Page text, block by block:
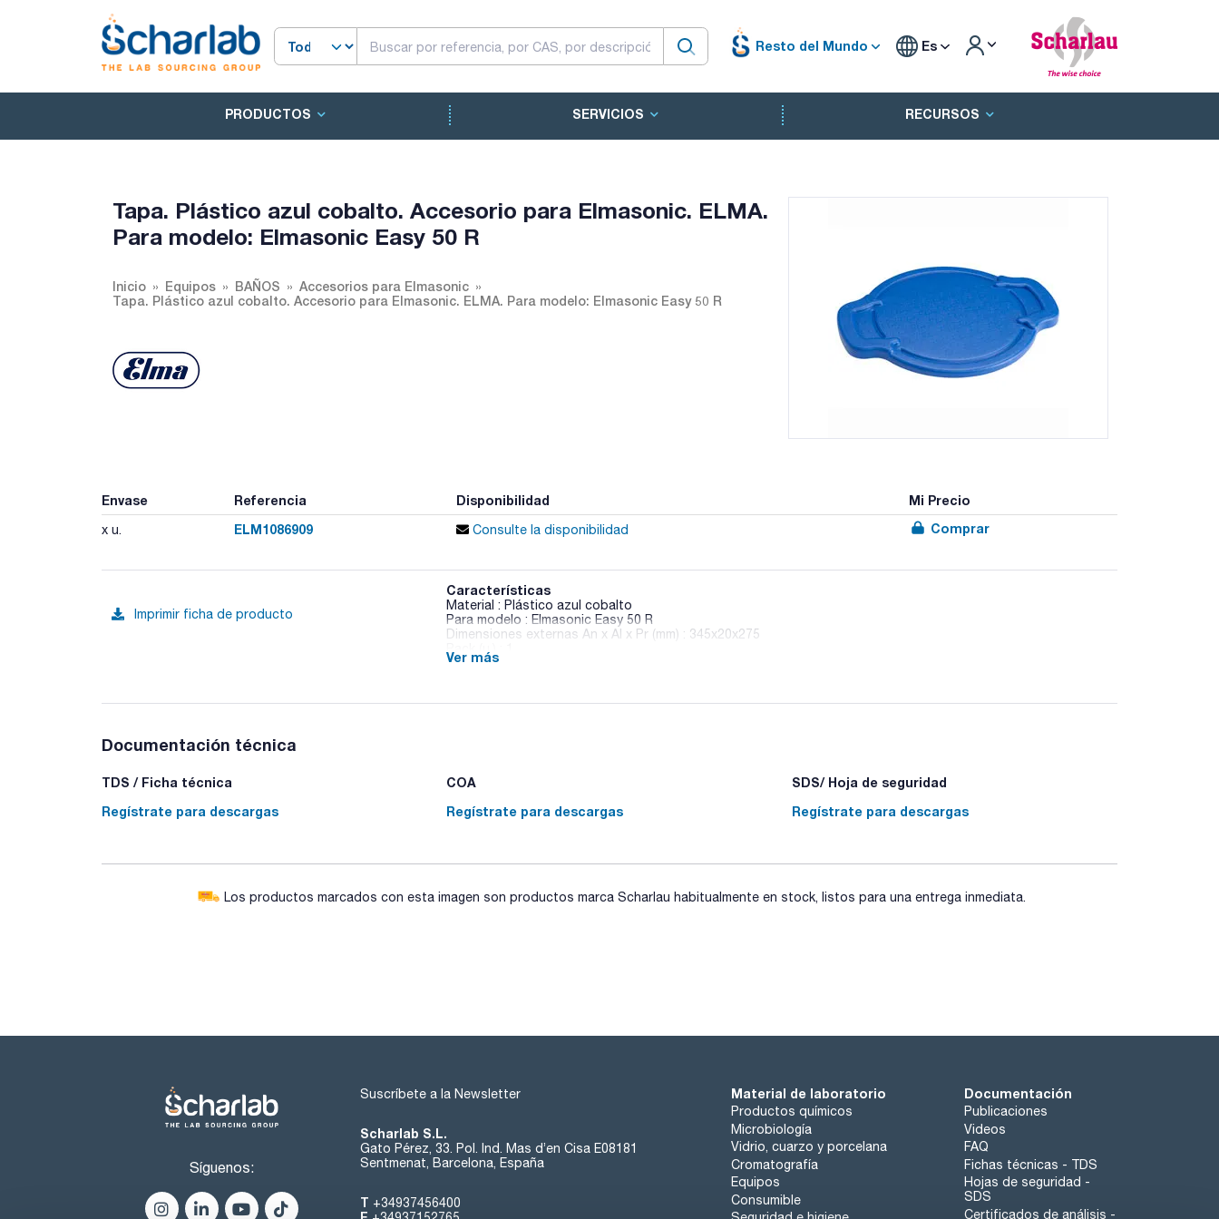
Resto del Mundo Es
PRODUCTOS SERVICIOS RECURSOS
Tapa. Plástico azul cobalto. Accesorio para Elmasonic. ELMA.
Para modelo: Elmasonic Easy 50 R
Inicio Equipos BAÑOS
Accesorios para Elmasonic
Tapa. Plástico azul cobalto. Accesorio para Elmasonic. ELMA. Para modelo: Elmasonic Easy 50 R
Envase Referencia Disponibilidad Mi Precio
x u. ELM1086909 Consulte la disponibilidad Comprar
Imprimir ficha de producto
Características
Material : Plástico azul cobalto
Para modelo : Elmasonic Easy 50 R
Dimensiones externas An x Al x Pr (mm) : 345x20x275
Ver más
Documentación técnica
TDS / Ficha técnica
Regístrate para descargas
COA
Regístrate para descargas
SDS/ Hoja de seguridad
Regístrate para descargas
Los productos marcados con esta imagen son productos marca Scharlau habitualmente en stock, listos para una entrega inmediata.
Síguenos:
Suscríbete a la Newsletter
Scharlab S.L.
Gato Pérez, 33. Pol. Ind. Mas d’en Cisa E08181
Sentmenat, Barcelona, España
T +34937456400
Material de laboratorio
Productos químicos
Microbiología
Vidrio, cuarzo y porcelana
Cromatografía
Equipos
Consumible
Documentación
Publicaciones
Videos
FAQ
Fichas técnicas - TDS
Hojas de seguridad -
SDS
Certificados de análisis -